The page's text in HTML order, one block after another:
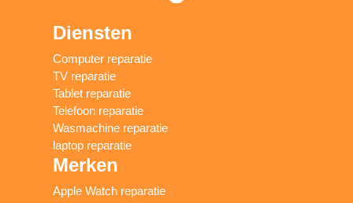
Diensten
Computer reparatie
TV reparatie
Tablet reparatie
Telefoon reparatie
Wasmachine reparatie
laptop reparatie
Merken
Apple Watch reparatie